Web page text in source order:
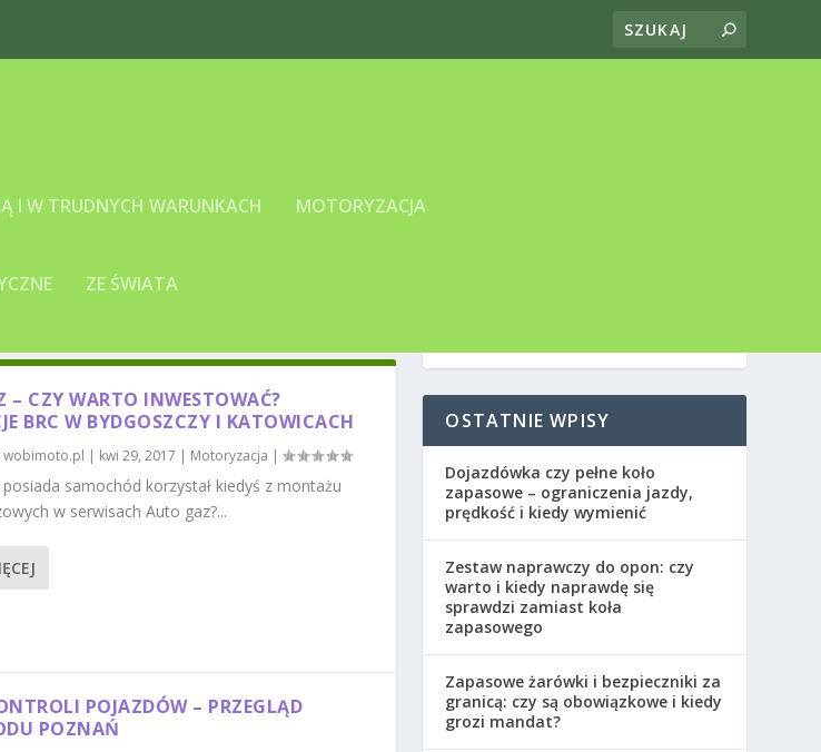
I W TRUDNYCH WARUNKACH MOTORYZACJA
ZE ŚWIATA
– CZY WARTO INWESTOWAĆ?
BRC W BYDGOSZCZY I KATOWICACH
wobimoto.pl | kwi 29, 2017 | Motoryzacja |
samochód korzystał kiedyś z montażu
w serwisach Auto gaz?...
POJAZDÓW – PRZEGLĄD
POZNAŃ
OSTATNIE WPISY
Dojazdówka czy pełne koło
zapasowe – ograniczenia jazdy,
prędkość i kiedy wymienić
Zestaw naprawczy do opon: czy
warto i kiedy naprawdę się
sprawdzi zamiast koła
zapasowego
Zapasowe żarówki i bezpieczniki za
granicą: czy są obowiązkowe i kiedy
grozi mandat?